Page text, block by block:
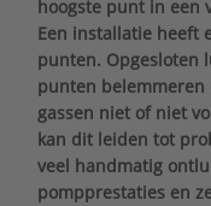
hoogste punt in een
Een installatie heeft
punten. Opgesloten
punten belemmeren
gassen niet of niet
kan dit leiden tot
veel handmatig
pompprestaties en